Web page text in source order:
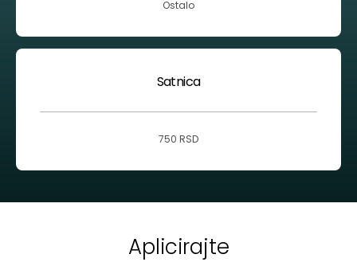
Ostalo
Satnica
750 RSD
Aplicirajte